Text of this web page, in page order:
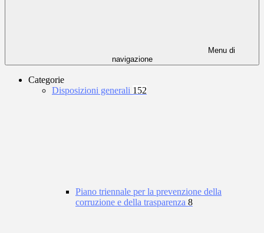
Menu di
navigazione
Categorie
Disposizioni generali 152
Piano triennale per la prevenzione della
corruzione e della trasparenza 8